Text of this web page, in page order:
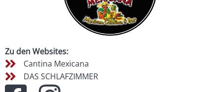
Zu den Websites:
Cantina Mexicana
DAS SCHLAFZIMMER